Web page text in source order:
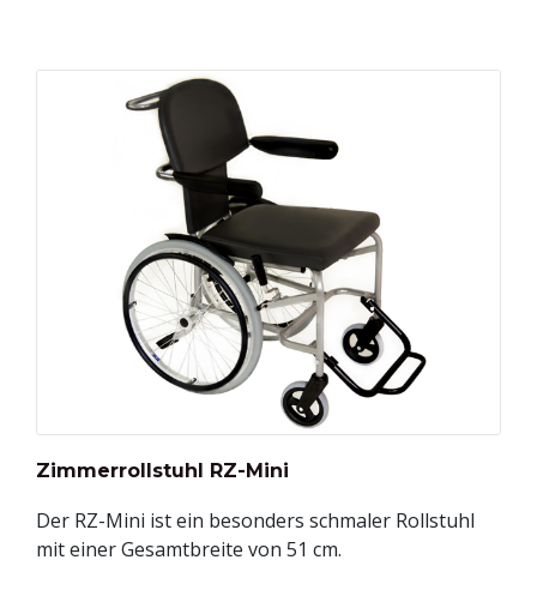
Zimmerrollstuhl RZ-Mini
Der RZ-Mini ist ein besonders schmaler Rollstuhl
mit einer Gesamtbreite von 51 cm.